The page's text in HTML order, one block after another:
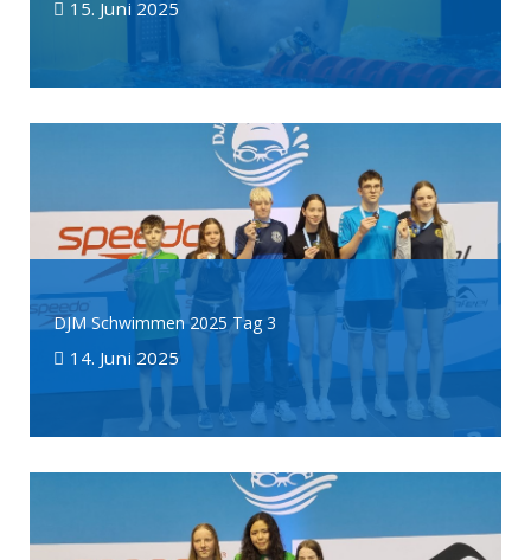
15. Juni 2025
DJM Schwimmen 2025 Tag 3
14. Juni 2025